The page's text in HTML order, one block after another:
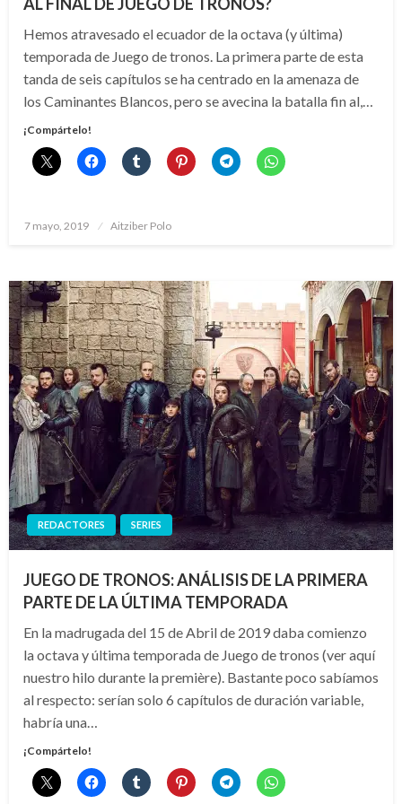
Hemos atravesado el ecuador de la octava (y última)
temporada de Juego de tronos. La primera parte de esta
tanda de seis capítulos se ha centrado en la amenaza de
los Caminantes Blancos, pero se avecina la batalla fin al,…
¡Compártelo!
Publicado
7 mayo, 2019 Aitziber Polo
REDACTORES SERIES
JUEGO DE TRONOS: ANÁLISIS DE LA PRIMERA
PARTE DE LA ÚLTIMA TEMPORADA
En la madrugada del 15 de Abril de 2019 daba comienzo
la octava y última temporada de Juego de tronos (ver aquí
nuestro hilo durante la première). Bastante poco sabíamos
al respecto: serían solo 6 capítulos de duración variable,
habría una…
¡Compártelo!